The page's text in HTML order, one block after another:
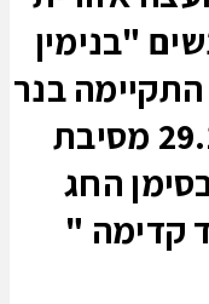
"בנימין
בנר
רביעי של חנוכה, 29.12.24 מסיבת
החג
קדימה "